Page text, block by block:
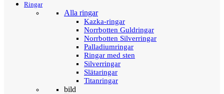
Ringar
Alla ringar
Kazka-ringar
Norrbotten Guldringar
Norrbotten Silverringar
Palladiumringar
Ringar med sten
Silverringar
Slätaringar
Titanringar
bild